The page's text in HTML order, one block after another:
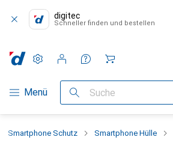
digitec
Schneller finden und bestellen
Navigation nach Kategorien
Menü Suche
Einstellungen
Kundenkonto
Vergleichslisten
Merklisten
Warenkorb
Smartphone Schutz Smartphone Hülle